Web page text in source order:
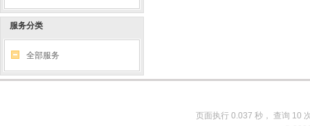
服务分类
全部服务
页面执行 0.037 秒， 查询 10